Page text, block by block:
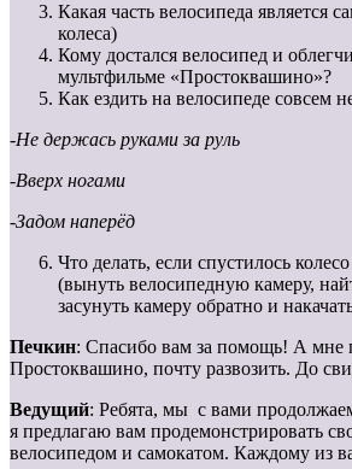
Какая часть велосипеда является
колеса)
Кому достался велосипед и
мультфильме «Простоквашино»?
Как ездить на велосипеде совсем
-Не держась руками за руль
-Вверх ногами
-Задом наперёд
Что делать, если спустилось
(вынуть велосипедную камеру,
засунуть камеру обратно и
Печкин: Спасибо вам за помощь! А мне
Простоквашино, почту развозить. До
Ведущий: Ребята, мы с вами
я предлагаю вам продемонстрировать
велосипедом и самокатом. Каждому из